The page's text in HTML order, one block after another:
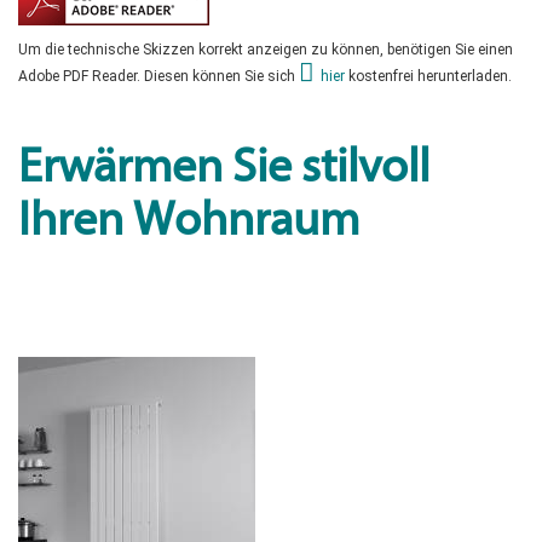
Um die technische Skizzen korrekt anzeigen zu können, benötigen Sie einen
Adobe PDF Reader. Diesen können Sie sich
hier kostenfrei herunterladen.
Erwärmen Sie stilvoll
Ihren Wohnraum